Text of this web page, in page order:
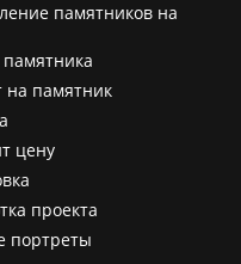
памятников на
на памятник
цену
проекта
портреты